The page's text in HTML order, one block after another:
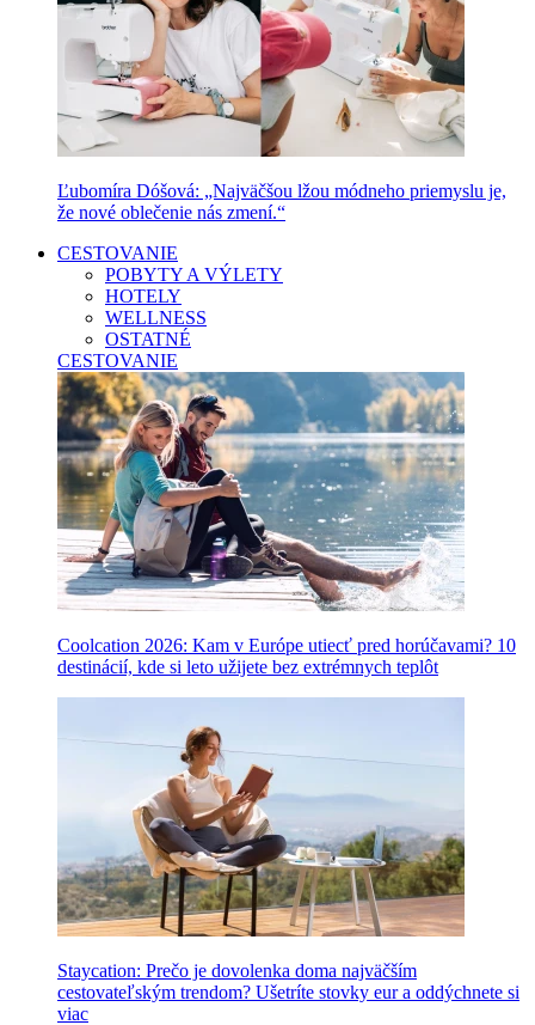
Ľubomíra Dóšová: „Najväčšou lžou módneho priemyslu je,
že nové oblečenie nás zmení.“
CESTOVANIE
POBYTY A VÝLETY
HOTELY
WELLNESS
OSTATNÉ
CESTOVANIE
Coolcation 2026: Kam v Európe utiecť pred horúčavami? 10
destinácií, kde si leto užijete bez extrémnych teplôt
Staycation: Prečo je dovolenka doma najväčším
cestovateľským trendom? Ušetríte stovky eur a oddýchnete si
viac